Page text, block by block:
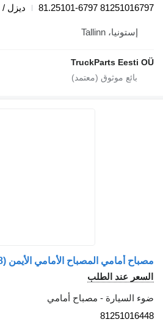
ديزل / مازوت
الطلب
- مصباح أمامي